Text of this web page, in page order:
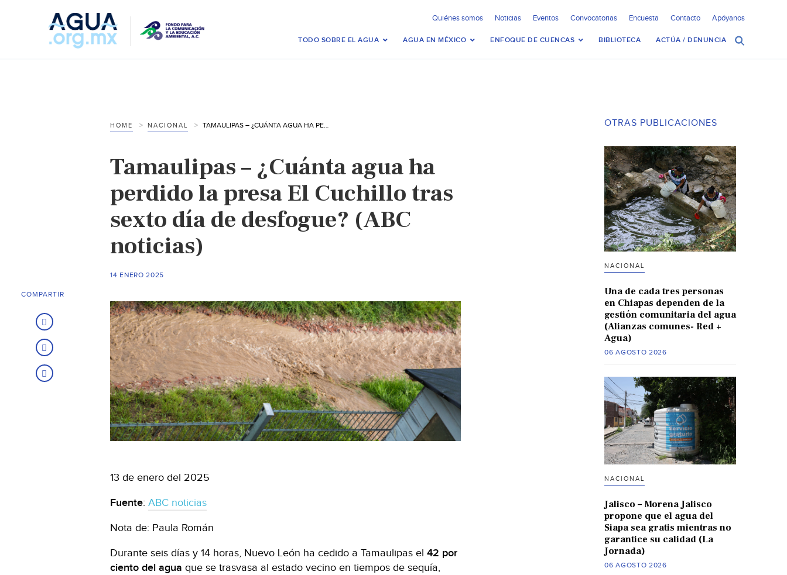
Quiénes somos Noticias Eventos Convocatorias Encuesta Contacto Apóyanos
TODO SOBRE EL AGUA AGUA EN MÉXICO ENFOQUE DE CUENCAS BIBLIOTECA ACTÚA / DENUNCIA
HOME NACIONAL TAMAULIPAS – ¿CUÁNTA AGUA HA PERDIDO LA PRESA EL CUCHILLO TRAS SEXTO DÍA DE DESFOGUE? (ABC NOTICIAS)
Tamaulipas – ¿Cuánta agua ha
perdido la presa El Cuchillo tras
sexto día de desfogue? (ABC
noticias)
14 ENERO 2025
13 de enero del 2025
Fuente: ABC noticias
Nota de: Paula Román
Durante seis días y 14 horas, Nuevo León ha cedido a Tamaulipas el 42 por
ciento del agua que se trasvasa al estado vecino en tiempos de sequía,
COMPARTIR
OTRAS PUBLICACIONES
NACIONAL
Una de cada tres personas
en Chiapas dependen de la
gestión comunitaria del agua
(Alianzas comunes- Red +
Agua)
06 AGOSTO 2026
NACIONAL
Jalisco – Morena Jalisco
propone que el agua del
Siapa sea gratis mientras no
garantice su calidad (La
Jornada)
06 AGOSTO 2026